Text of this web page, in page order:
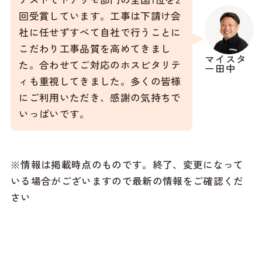
マイスタ
ー田中
回受賞しています。工事は下請け会
社に任せずすべて自社で行うことに
こだわり工事品質を高めてきまし
た。合わせてご対応のホスピタリテ
ィも重視してきました。多くの皆様
にご利用いただき、感謝の気持ちで
いっぱいです。
※情報は掲載時点のものです。終了、変更になって
いる場合がございますので最新の情報をご確認くだ
さい